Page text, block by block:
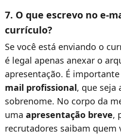
7. O que escrevo no e-
currículo?
Se você está enviando o
é legal apenas anexar o
apresentação. É
mail profissional, que seja
sobrenome. No corpo da
uma apresentação breve,
recrutadores saibam quem